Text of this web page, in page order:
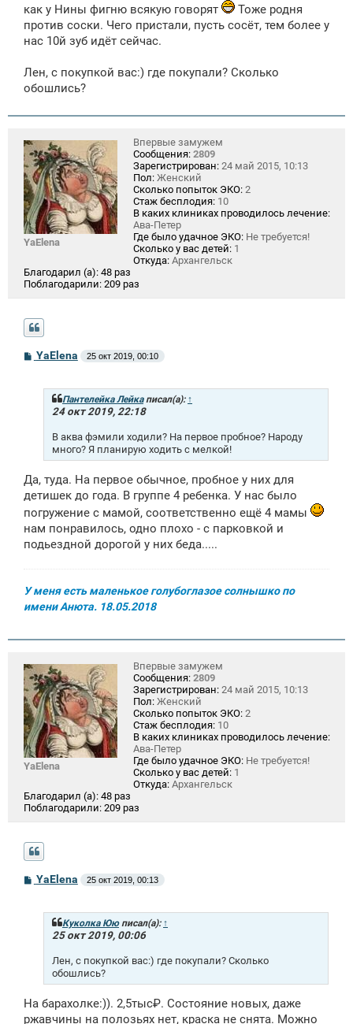
как у Нины фигню всякую говорят
Тоже родня
против соски. Чего пристали, пусть сосёт, тем более у
нас 10й зуб идёт сейчас.
Лен, с покупкой вас:) где покупали? Сколько
обошлись?
YaElena
Впервые замужем
Сообщения: 2809
Зарегистрирован: 24 май 2015, 10:13
Пол: Женский
Сколько попыток ЭКО: 2
Стаж бесплодия: 10
В каких клиниках проводилось лечение:
Ава-Петер
Где было удачное ЭКО: Не требуется!
Сколько у вас детей: 1
Откуда: Архангельск
Благодарил (а): 48 раз
Поблагодарили: 209 раз
С
о
YaElena 25 окт 2019, 00:10
Пантелейка Лейкаписал(а): ↑
24 окт 2019, 22:18
В аква фэмили ходили? На первое пробное? Народу
много? Я планирую ходить с мелкой!
Да, туда. На первое обычное, пробное у них для
детишек до года. В группе 4 ребенка. У нас было
погружение с мамой, соответственно ещё 4 мамы
нам понравилось, одно плохо - с парковкой и
подьездной дорогой у них беда.....
У меня есть маленькое голубоглазое солнышко по
имени Анюта. 18.05.2018
YaElena
Впервые замужем
Сообщения: 2809
Зарегистрирован: 24 май 2015, 10:13
Пол: Женский
Сколько попыток ЭКО: 2
Стаж бесплодия: 10
В каких клиниках проводилось лечение:
Ава-Петер
Где было удачное ЭКО: Не требуется!
Сколько у вас детей: 1
Откуда: Архангельск
Благодарил (а): 48 раз
Поблагодарили: 209 раз
СYaElena 25 окт 2019, 00:13
Куколка Ююписал(а): ↑
25 окт 2019, 00:06
Лен, с покупкой вас:) где покупали? Сколько
обошлись?
На барахолке:)). 2,5тыс₽. Состояние новых, даже
ржавчины на полозьях нет, краска не снята. Можно